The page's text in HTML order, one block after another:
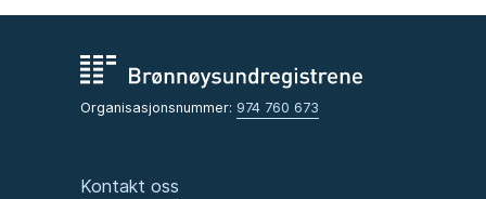
Organisasjonsnummer: 974 760 673
Kontakt oss